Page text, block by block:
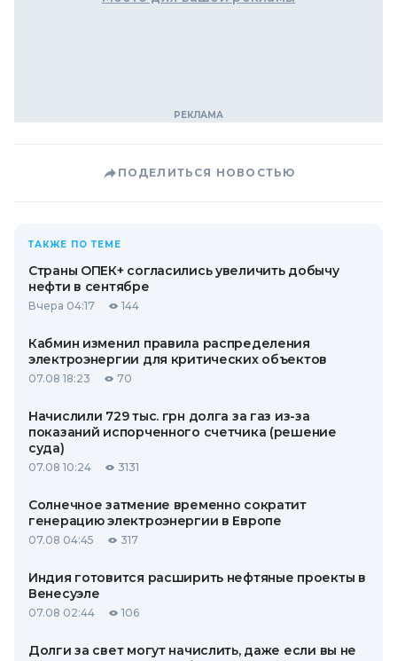
ПОДЕЛИТЬСЯ НОВОСТЬЮ
ТАКЖЕ ПО ТЕМЕ
Страны ОПЕК+ согласились увеличить добычу
нефти в сентябре
Вчера 04:17 144
Кабмин изменил правила распределения
электроэнергии для критических объектов
07.08 18:23 70
Начислили 729 тыс. грн долга за газ из-за
показаний испорченного счетчика (решение
суда)
07.08 10:24 3131
Солнечное затмение временно сократит
генерацию электроэнергии в Европе
07.08 04:45 317
Индия готовится расширить нефтяные проекты в
Венесуэле
07.08 02:44 106
Долги за свет могут начислить, даже если вы не